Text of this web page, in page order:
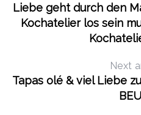
Liebe geht durch den
Kochatelier los sein
Next
Tapas olé & viel Liebe